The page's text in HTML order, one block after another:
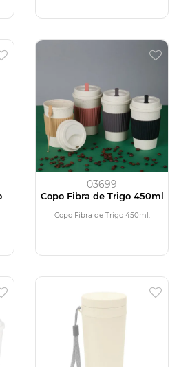
03699
Copo Fibra de Trigo 450ml
Copo Fibra de Trigo 450ml.